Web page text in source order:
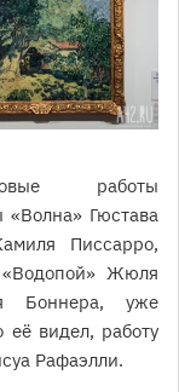
работы
«Волна» Гюстава
Писсарро,
Жюля
Боннера, уже
её видел, работу
Рафаэлли.